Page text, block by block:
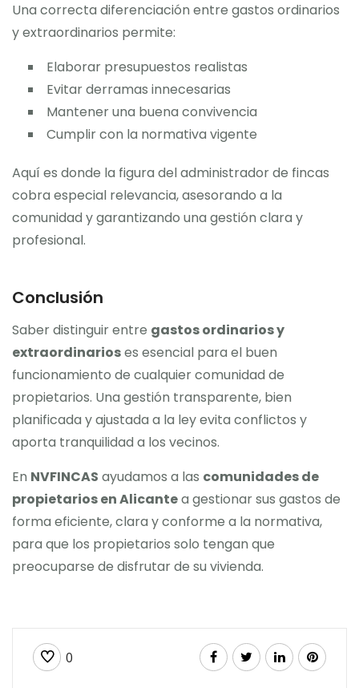
Una correcta diferenciación entre gastos ordinarios
y extraordinarios permite:
Elaborar presupuestos realistas
Evitar derramas innecesarias
Mantener una buena convivencia
Cumplir con la normativa vigente
Aquí es donde la figura del administrador de fincas
cobra especial relevancia, asesorando a la
comunidad y garantizando una gestión clara y
profesional.
Conclusión
Saber distinguir entre gastos ordinarios y
extraordinarioses esencial para el buen
funcionamiento de cualquier comunidad de
propietarios. Una gestión transparente, bien
planificada y ajustada a la ley evita conflictos y
aporta tranquilidad a los vecinos.
En NVFINCAS ayudamos a las comunidades de
propietarios en Alicantea gestionar sus gastos de
forma eficiente, clara y conforme a la normativa,
para que los propietarios solo tengan que
preocuparse de disfrutar de su vivienda.
0